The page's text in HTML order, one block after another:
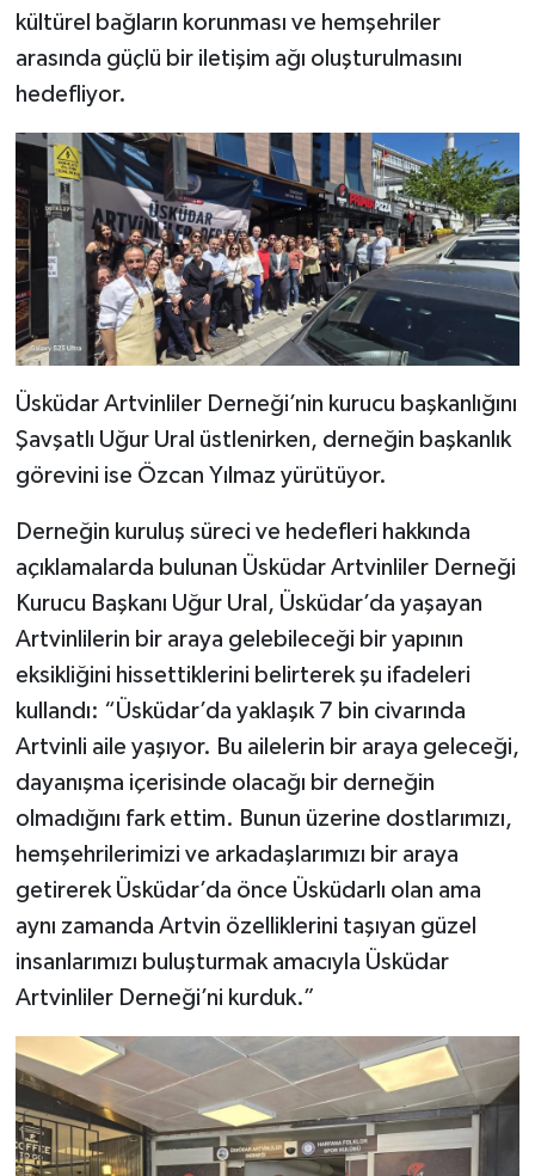
kültürel bağların korunması ve hemşehriler
arasında güçlü bir iletişim ağı oluşturulmasını
hedefliyor.
Üsküdar Artvinliler Derneği’nin kurucu başkanlığını
Şavşatlı Uğur Ural üstlenirken, derneğin başkanlık
görevini ise Özcan Yılmaz yürütüyor.
Derneğin kuruluş süreci ve hedefleri hakkında
açıklamalarda bulunan Üsküdar Artvinliler Derneği
Kurucu Başkanı Uğur Ural, Üsküdar’da yaşayan
Artvinlilerin bir araya gelebileceği bir yapının
eksikliğini hissettiklerini belirterek şu ifadeleri
kullandı: “Üsküdar’da yaklaşık 7 bin civarında
Artvinli aile yaşıyor. Bu ailelerin bir araya geleceği,
dayanışma içerisinde olacağı bir derneğin
olmadığını fark ettim. Bunun üzerine dostlarımızı,
hemşehrilerimizi ve arkadaşlarımızı bir araya
getirerek Üsküdar’da önce Üsküdarlı olan ama
aynı zamanda Artvin özelliklerini taşıyan güzel
insanlarımızı buluşturmak amacıyla Üsküdar
Artvinliler Derneği’ni kurduk.”